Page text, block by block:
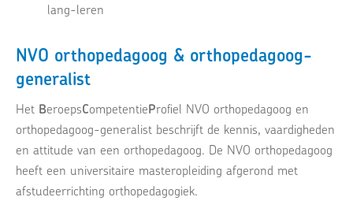
lang-leren
NVO orthopedagoog & orthopedagoog-
generalist
Het BeroepsCompetentieProfiel NVO orthopedagoog en
orthopedagoog-generalist beschrijft de kennis, vaardigheden
en attitude van een orthopedagoog. De NVO orthopedagoog
heeft een universitaire masteropleiding afgerond met
afstudeerrichting orthopedagogiek.